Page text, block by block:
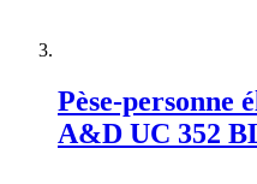
Pèse-personne
A&D UC 352